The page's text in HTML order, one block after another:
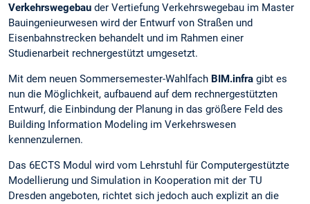
Verkehrswegebau der Vertiefung Verkehrswegebau im Master
Bauingenieurwesen wird der Entwurf von Straßen und
Eisenbahnstrecken behandelt und im Rahmen einer
Studienarbeit rechnergestützt umgesetzt.
Mit dem neuen Sommersemester-Wahlfach BIM.infra gibt es
nun die Möglichkeit, aufbauend auf dem rechnergestützten
Entwurf, die Einbindung der Planung in das größere Feld des
Building Information Modeling im Verkehrswesen
kennenzulernen.
Das 6ECTS Modul wird vom Lehrstuhl für Computergestützte
Modellierung und Simulation in Kooperation mit der TU
Dresden angeboten, richtet sich jedoch auch explizit an die